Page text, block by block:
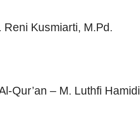
Kusmiarti, M.Pd.
Qur’an – M. Luthfi Hamidi